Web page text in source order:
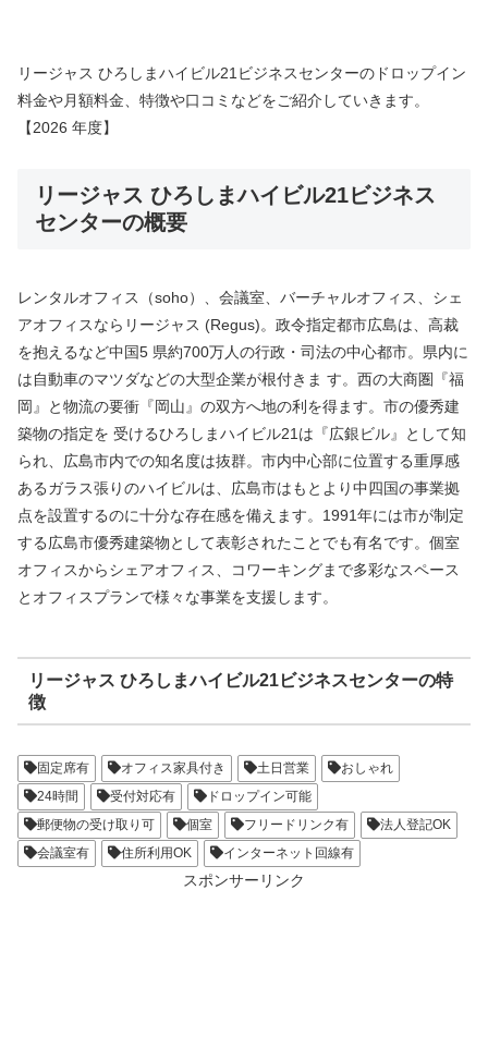
リージャス ひろしまハイビル21ビジネスセンターのドロップイン
料金や月額料金、特徴や口コミなどをご紹介していきます。
【2026 年度】
リージャス ひろしまハイビル21ビジネス
センターの概要
レンタルオフィス（soho）、会議室、バーチャルオフィス、シェ
アオフィスならリージャス (Regus)。政令指定都市広島は、高裁
を抱えるなど中国5 県約700万人の行政・司法の中心都市。県内に
は自動車のマツダなどの大型企業が根付きま す。西の大商圏『福
岡』と物流の要衝『岡山』の双方へ地の利を得ます。市の優秀建
築物の指定を 受けるひろしまハイビル21は『広銀ビル』として知
られ、広島市内での知名度は抜群。市内中心部に位置する重厚感
あるガラス張りのハイビルは、広島市はもとより中四国の事業拠
点を設置するのに十分な存在感を備えます。1991年には市が制定
する広島市優秀建築物として表彰されたことでも有名です。個室
オフィスからシェアオフィス、コワーキングまで多彩なスペース
とオフィスプランで様々な事業を支援します。
リージャス ひろしまハイビル21ビジネスセンターの特
徴
固定席有 オフィス家具付き 土日営業
おしゃれ
24時間
受付対応有
ドロップイン可能
郵便物の受け取り可
個室 フリードリンク有
法人登記OK
会議室有
住所利用OK インターネット回線有
スポンサーリンク